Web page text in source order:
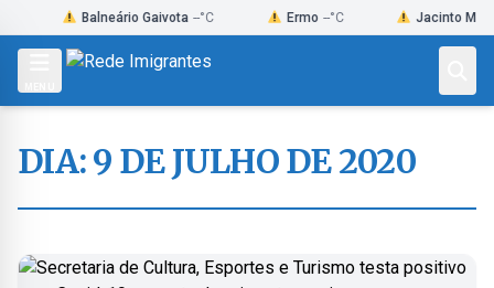
to
Balneário Gaivota --°C Ermo --°C Jacinto Machado
DIA:9 DE JULHO DE 2020